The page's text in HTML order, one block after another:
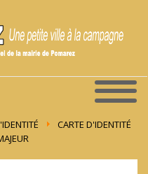
CARTE D'IDENTITÉ